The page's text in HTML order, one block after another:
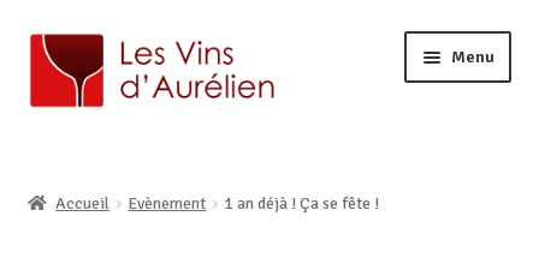
Menu
BOUTIQUE EN LIGNE
Accueil Evènement 1 an déjà ! Ça se fête !